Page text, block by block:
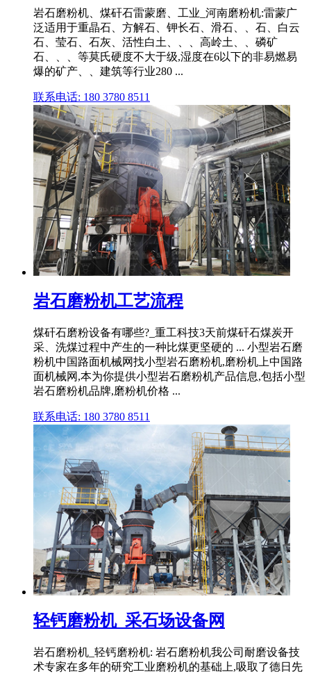
岩石磨粉机、煤矸石雷蒙磨、工业_河南磨粉机:雷蒙广
泛适用于重晶石、方解石、钾长石、滑石、、石、白云
石、莹石、石灰、活性白土、、、高岭土、、磷矿
石、、、等莫氏硬度不大于级,湿度在6以下的非易燃易
爆的矿产、、建筑等行业280 ...
联系电话: 180 3780 8511
岩石磨粉机工艺流程
煤矸石磨粉设备有哪些?_重工科技3天前煤矸石煤炭开
采、洗煤过程中产生的一种比煤更坚硬的 ... 小型岩石磨
粉机中国路面机械网找小型岩石磨粉机,磨粉机上中国路
面机械网,本为你提供小型岩石磨粉机产品信息,包括小型
岩石磨粉机品牌,磨粉机价格 ...
联系电话: 180 3780 8511
轻钙磨粉机_采石场设备网
岩石磨粉机_轻钙磨粉机: 岩石磨粉机我公司耐磨设备技
术专家在多年的研究工业磨粉机的基础上,吸取了德日先